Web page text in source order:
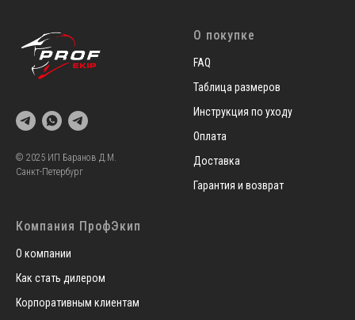
© 2025 ИП Баранов Д.М.
Санкт-Петербург
О покупке
FAQ
Таблица размеров
Инструкция по уходу
Оплата
Доставка
Гарантия и возврат
Компания ПрофЭкип
О компании
Как стать дилером
Корпоративным клиентам